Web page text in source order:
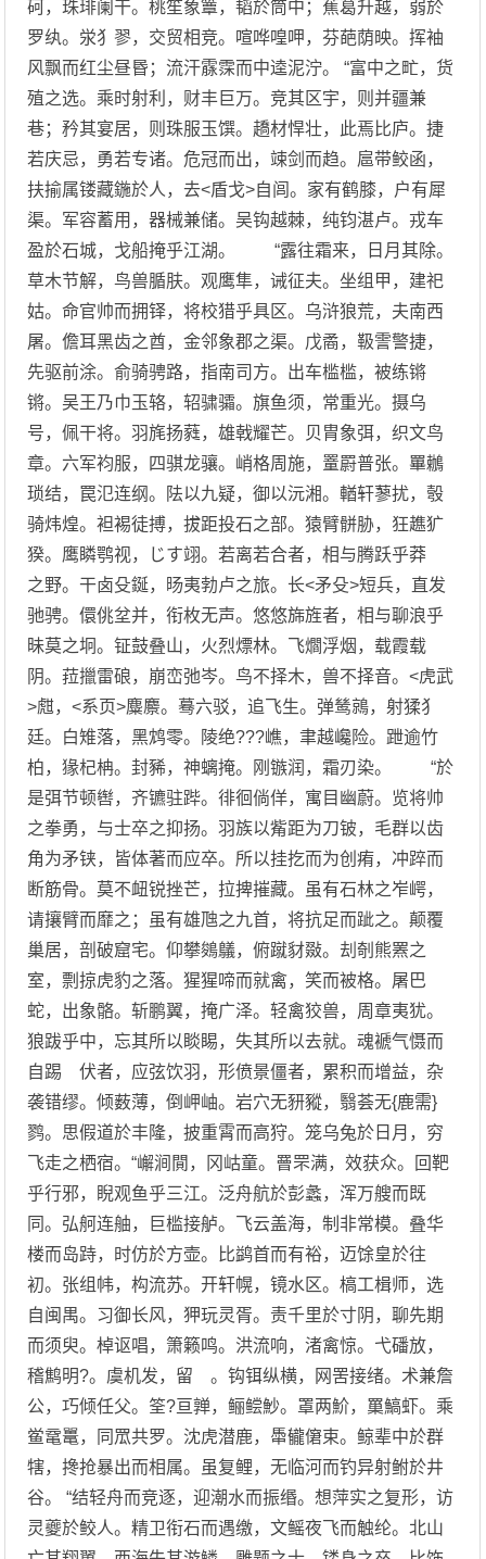
砢，珠琲阑干。桃笙象簟，韬於筒中；蕉葛升越，弱於
罗纨。泶犭翏，交贸相竞。喧哗喤呷，芬葩荫映。挥袖
风飘而红尘昼昬；流汗霡霂而中逵泥泞。 “富中之甿，货
殖之选。乘时射利，财丰巨万。竞其区宇，则并疆兼
巷；矜其宴居，则珠服玉馔。趫材悍壮，此焉比庐。捷
若庆忌，勇若专诸。危冠而出，竦剑而趋。扈带鲛函，
扶揄属镂藏鍦於人，去<盾戈>自闾。家有鹤膝，户有犀
渠。军容蓄用，器械兼储。吴钩越棘，纯钧湛卢。戎车
盈於石城，戈船掩乎江湖。 “露往霜来，日月其除。
草木节解，鸟兽腯肤。观鹰隼，诫征夫。坐组甲，建祀
姑。命官帅而拥铎，将校猎乎具区。乌浒狼荒，夫南西
屠。儋耳黑齿之酋，金邻象郡之渠。戊矞，靸霅警捷，
先驱前涂。俞骑骋路，指南司方。出车槛槛，被练锵
锵。吴王乃巾玉辂，轺骕骦。旗鱼须，常重光。摄乌
号，佩干将。羽旄扬蕤，雄戟耀芒。贝胄象弭，织文鸟
章。六军袀服，四骐龙骧。峭格周施，罿罻普张。罼鶒
琐结，罠氾连纲。阹以九疑，御以沅湘。輶轩蓼扰，彀
骑炜煌。袒裼徒搏，拔距投石之部。猿臂骿胁，狂趭犷
猤。鹰瞵鹗视，じす翊。若离若合者，相与腾跃乎莽
之野。干卤殳鋋，旸夷勃卢之旅。长<矛殳>短兵，直发
驰骋。儇佻坌并，衔枚无声。悠悠旆旌者，相与聊浪乎
昧莫之坰。钲鼓叠山，火烈熛林。飞爓浮烟，载霞载
阴。菈擸雷硠，崩峦弛岑。鸟不择木，兽不择音。<虎武
>甝，<系页>麋麖。蓦六驳，追飞生。弹鸶鶁，射猱犭
廷。白雉落，黑鸩零。陵绝???嶕，聿越巉险。跇逾竹
柏，猭杞柟。封豨，神螭掩。刚镞润，霜刃染。 “於
是弭节顿辔，齐镳驻跸。徘徊倘佯，寓目幽蔚。览将帅
之拳勇，与士卒之抑扬。羽族以觜距为刀铍，毛群以齿
角为矛铗，皆体著而应卒。所以挂扢而为创痏，冲踤而
断筋骨。莫不衄锐挫芒，拉捭摧藏。虽有石林之岝崿，
请攘臂而靡之；虽有雄虺之九首，将抗足而跐之。颠覆
巢居，剖破窟宅。仰攀鵕鸃，俯蹴豺敠。刦剞熊罴之
室，剽掠虎豹之落。猩猩啼而就禽，笑而被格。屠巴
蛇，出象骼。斩鹏翼，掩广泽。轻禽狡兽，周章夷犹。
狼跋乎中，忘其所以睒睗，失其所以去就。魂褫气慑而
自踢 伏者，应弦饮羽，形偾景僵者，累积而增益，杂
袭错缪。倾薮薄，倒岬岫。岩穴无豜豵，翳荟无{鹿需}
鹨。思假道於丰隆，披重霄而高狩。笼乌兔於日月，穷
飞走之栖宿。“嶰涧閴，冈岵童。罾罘满，效获众。回靶
乎行邪，睨观鱼乎三江。泛舟航於彭蠡，浑万艘而既
同。弘舸连舳，巨槛接舻。飞云盖海，制非常模。叠华
楼而岛跱，时仿於方壶。比鹢首而有裕，迈馀皇於往
初。张组帏，构流苏。开轩幌，镜水区。槁工楫师，选
自闽禺。习御长风，狎玩灵胥。责千里於寸阴，聊先期
而须臾。棹讴唱，箫籁鸣。洪流响，渚禽惊。弋磻放，
稽鹪明?。虞机发，留 。钩铒纵横，网罟接绪。术兼詹
公，巧倾任父。筌?亘亸，鲡鲿魦。罩两魪，罺鰝虾。乘
鲎鼋鼍，同罛共罗。沈虎潜鹿，馽龓僒束。鲸辈中於群
犗，搀抢暴出而相属。虽复鲤，无临河而钓异射鲋於井
谷。 “结轻舟而竞逐，迎潮水而振缗。想萍实之复形，访
灵夔於鲛人。精卫衔石而遇缴，文鳐夜飞而触纶。北山